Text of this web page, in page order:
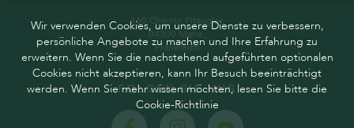
160 Chemin Pitaugier,
04300 Mane,
Frankreich
FOLGEN SIE UNS
Wir verwenden Cookies, um unsere Dienste zu verbessern,
persönliche Angebote zu machen und Ihre Erfahrung zu
erweitern. Wenn Sie die nachstehend aufgeführten optionalen
Cookies nicht akzeptieren, kann Ihr Besuch beeinträchtigt
werden. Wenn Sie mehr wissen möchten, lesen Sie bitte die
Cookie-Richtlinie